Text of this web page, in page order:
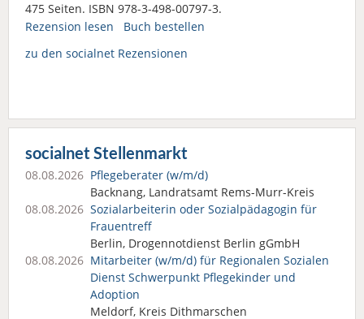
475 Seiten. ISBN 978-3-498-00797-3.
Rezension lesen
Buch bestellen
zu den socialnet Rezensionen
socialnet Stellenmarkt
08.08.2026 Pflegeberater (w/m/d)
Backnang, Landratsamt Rems-Murr-Kreis
08.08.2026 Sozialarbeiterin oder Sozialpädagogin für
Frauentreff
Berlin, Drogennotdienst Berlin gGmbH
08.08.2026 Mitarbeiter (w/m/d) für Regionalen Sozialen
Dienst Schwerpunkt Pflegekinder und
Adoption
Meldorf, Kreis Dithmarschen